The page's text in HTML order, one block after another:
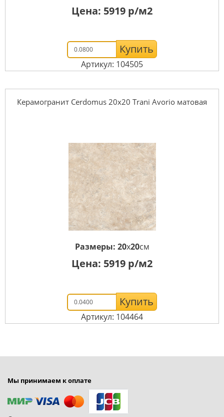
Цена: 5919 р/м2
Купить
Артикул: 104505
Керамогранит Cerdomus 20x20 Trani Avorio матовая
Размеры: 20x20см
Цена: 5919 р/м2
Купить
Артикул: 104464
Мы принимаем к оплате